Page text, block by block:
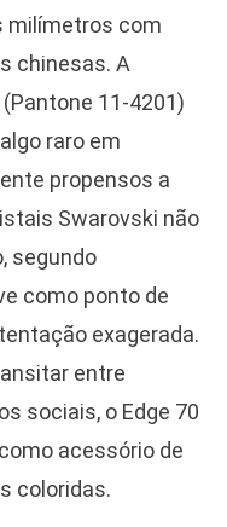
milímetros com
chinesas. A
11-4201)
raro em
propensos a
Swarovski não
segundo
como ponto de
exagerada.
entre
sociais, o Edge 70
acessório de
coloridas.